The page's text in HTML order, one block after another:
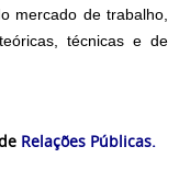
mercado de trabalho,
técnicas e de
Relações Públicas.